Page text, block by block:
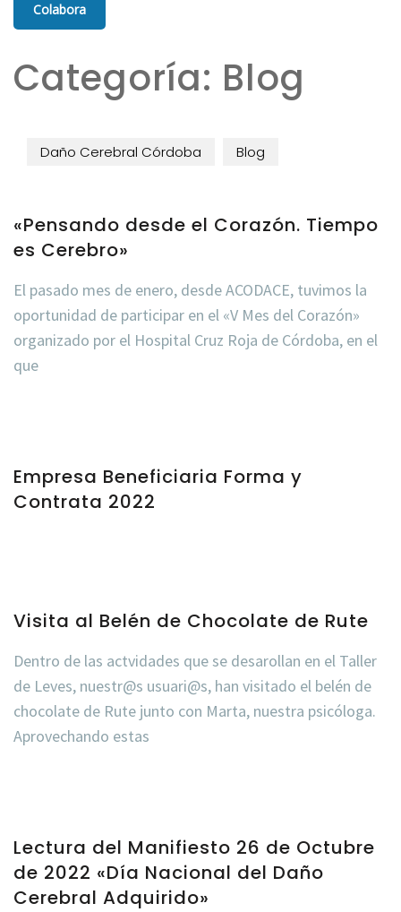
Colabora
Categoría: Blog
Daño Cerebral Córdoba Blog
«Pensando desde el Corazón. Tiempo
es Cerebro»
El pasado mes de enero, desde ACODACE, tuvimos la
oportunidad de participar en el «V Mes del Corazón»
organizado por el Hospital Cruz Roja de Córdoba, en el
que
Empresa Beneficiaria Forma y
Contrata 2022
Visita al Belén de Chocolate de Rute
Dentro de las actvidades que se desarollan en el Taller
de Leves, nuestr@s usuari@s, han visitado el belén de
chocolate de Rute junto con Marta, nuestra psicóloga.
Aprovechando estas
Lectura del Manifiesto 26 de Octubre
de 2022 «Día Nacional del Daño
Cerebral Adquirido»